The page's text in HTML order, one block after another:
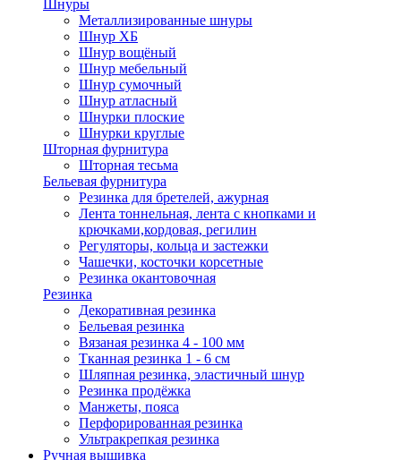
Шнуры
Металлизированные шнуры
Шнур ХБ
Шнур вощёный
Шнур мебельный
Шнур сумочный
Шнур атласный
Шнурки плоские
Шнурки круглые
Шторная фурнитура
Шторная тесьма
Бельевая фурнитура
Резинка для бретелей, ажурная
Лента тоннельная, лента с кнопками и
крючками,кордовая, регилин
Регуляторы, кольца и застежки
Чашечки, косточки корсетные
Резинка окантовочная
Резинка
Декоративная резинка
Бельевая резинка
Вязаная резинка 4 - 100 мм
Тканная резинка 1 - 6 см
Шляпная резинка, эластичный шнур
Резинка продёжка
Манжеты, пояса
Перфорированная резинка
Ультракрепкая резинка
Ручная вышивка